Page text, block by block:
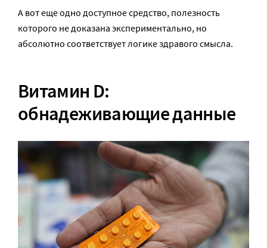
А вот еще одно доступное средство, полезность
которого не доказана экспериментально, но
абсолютно соответствует логике здравого смысла.
Витамин D:
обнадеживающие данные